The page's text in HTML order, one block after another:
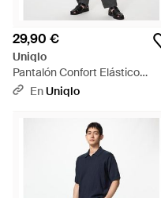
29,90 €
Uniqlo
Pantalón Confort Elástico
Tobillero Vaquero - Gris
EnUniqlo